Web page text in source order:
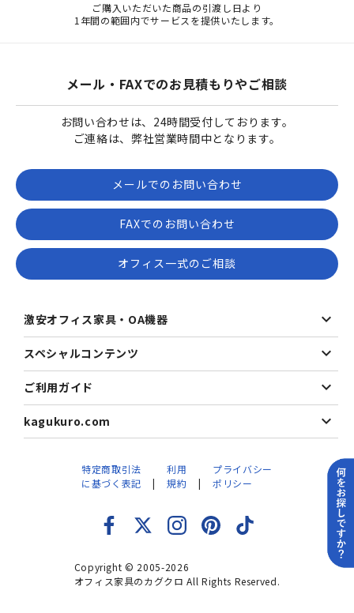
ご購入いただいた商品の引渡し日より
1年間の範囲内でサービスを提供いたします。
メール・FAXでのお見積もりやご相談
お問い合わせは、24時間受付しております。
ご連絡は、弊社営業時間中となります。
メールでのお問い合わせ
FAXでのお問い合わせ
オフィス一式のご相談
激安オフィス家具・OA機器
スペシャルコンテンツ
ご利用ガイド
kagukuro.com
Copyright © 2005-2026
オフィス家具のカグクロ All Rights Reserved.
特定商取引法
に基づく表記
利用
規約
プライバシー
ポリシー